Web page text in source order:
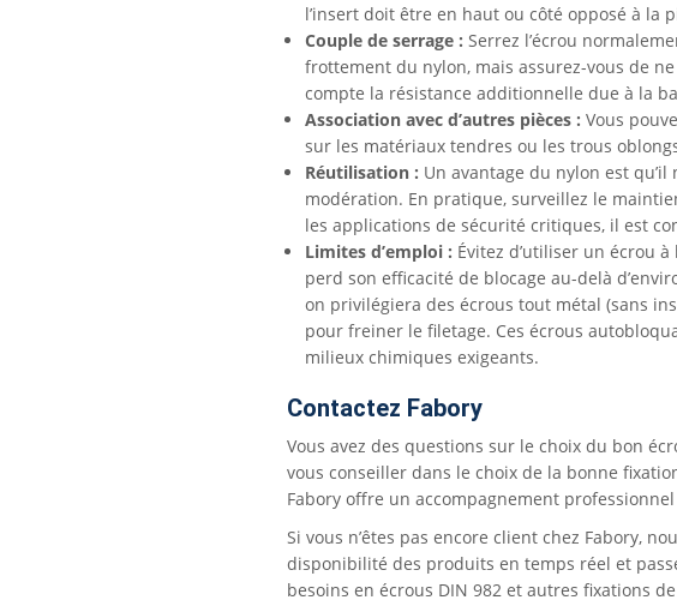
l’insert doit être en haut ou côté opposé à la
Couple de serrage : Serrez l’écrou
frottement du nylon, mais assurez-vous de
compte la résistance additionnelle due à la
Association avec d’autres pièces : Vous
sur les matériaux tendres ou les trous
Réutilisation : Un avantage du nylon est
modération. En pratique, surveillez le
les applications de sécurité critiques, il est
Limites d’emploi : Évitez d’utiliser un écrou
perd son efficacité de blocage au-delà
on privilégiera des écrous tout métal (sans
pour freiner le filetage. Ces écrous
milieux chimiques exigeants.
Contactez Fabory
Vous avez des questions sur le choix du bon
vous conseiller dans le choix de la bonne
Fabory offre un accompagnement
Si vous n’êtes pas encore client chez Fabory,
disponibilité des produits en temps réel et
besoins en écrous DIN 982 et autres fixations